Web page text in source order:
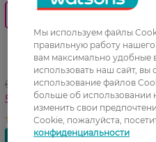
Шампунь Ducray Sensinol
для чувствительной кожи
головы 200 мл
699,99 ГРН
559,99 ГРН
Мы используем файлы
правильную работу
вам максимально
использовать наш сайт, вы
использование файлов
больше об использовании
изменить свои
Cookie, пожалуйста,
конфиденциальности